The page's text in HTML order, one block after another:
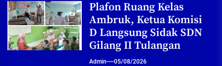
Plafon Ruang Kelas
Ambruk, Ketua Komisi
D Langsung Sidak SDN
Gilang II Tulangan
Admin 05/08/2026